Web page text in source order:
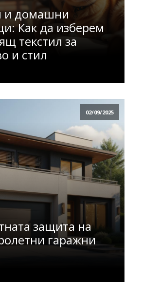
и домашни
Как да изберем
текстил за
и стил
02/09/2025
защита на
гаражни